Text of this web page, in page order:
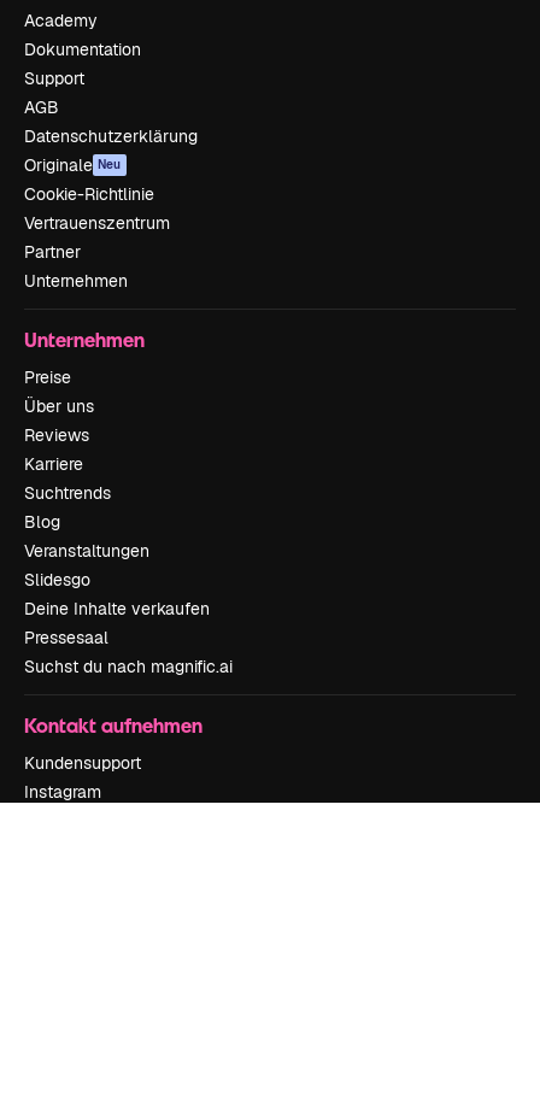
Academy
Dokumentation
Support
AGB
Datenschutzerklärung
Originale Neu
Cookie-Richtlinie
Vertrauenszentrum
Partner
Unternehmen
Unternehmen
Preise
Über uns
Reviews
Karriere
Suchtrends
Blog
Veranstaltungen
Slidesgo
Deine Inhalte verkaufen
Pressesaal
Suchst du nach magnific.ai
Kontakt aufnehmen
Kundensupport
Instagram